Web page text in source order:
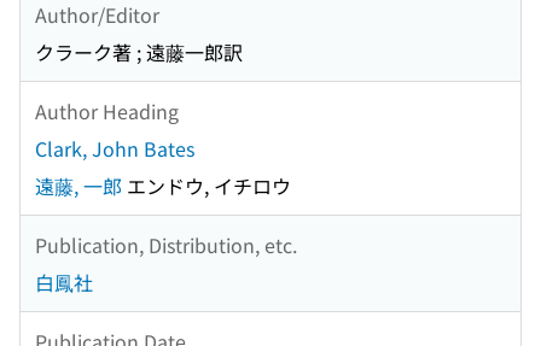
Author/Editor
クラーク著 ; 遠藤一郎訳
Author Heading
Clark, John Bates
遠藤, 一郎 エンドウ, イチロウ
Publication, Distribution, etc.
白鳳社